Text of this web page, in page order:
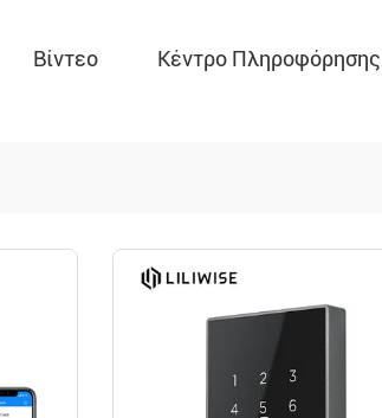
Βίντεο Κέντρο Πληροφόρησης